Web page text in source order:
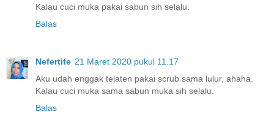
Kalau cuci muka pakai sabun sih selalu.
Balas
Nefertite 21 Maret 2020 pukul 11.17
Aku udah enggak telaten pakai scrub sama lulur, ahaha.
Kalau cuci muka sama sabun muka sih selalu.
Balas